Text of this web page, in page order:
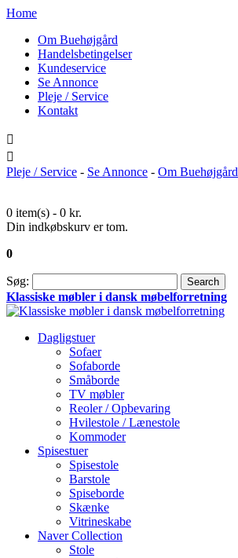
Home
Om Buehøjgård
Handelsbetingelser
Kundeservice
Se Annonce
Pleje / Service
Kontakt
Pleje / Service - Se Annonce - Om Buehøjgård
0 item(s) - 0 kr.
Din indkøbskurv er tom.
0
Søg: Search
Klassiske møbler i dansk møbelforretning
Dagligstuer
Sofaer
Sofaborde
Småborde
TV møbler
Reoler / Opbevaring
Hvilestole / Lænestole
Kommoder
Spisestuer
Spisestole
Barstole
Spiseborde
Skænke
Vitrineskabe
Naver Collection
Stole